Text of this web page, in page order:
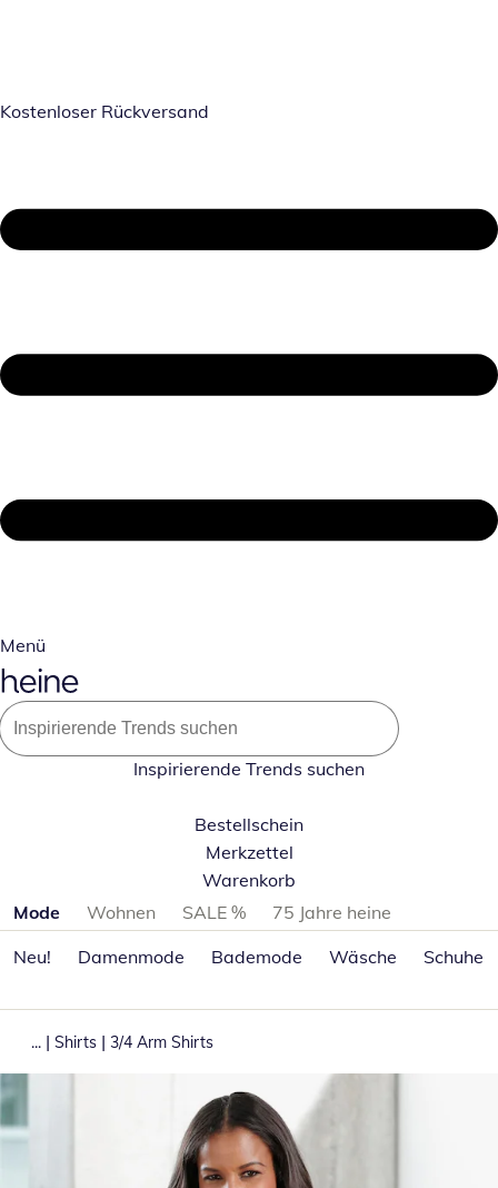
Kostenloser Rückversand
Menü
Inspirierende Trends suchen
Bestellschein
Merkzettel
Warenkorb
Produktkategorien überspringen
Mode Wohnen SALE %
75 Jahre heine
Neu!
Damenmode Bademode Wäsche Schuhe
... | Shirts | 3/4 Arm Shirts